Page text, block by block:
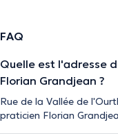
FAQ
Quelle est l'adresse
Florian Grandjean ?
Rue de la Vallée de
praticien Florian